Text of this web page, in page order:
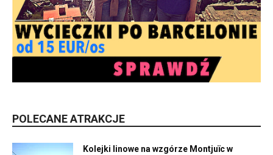
POLECANE ATRAKCJE
Kolejki linowe na wzgórze Montjuïc w